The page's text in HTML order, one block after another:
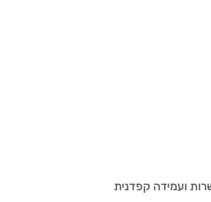
ועמידה קפדנית